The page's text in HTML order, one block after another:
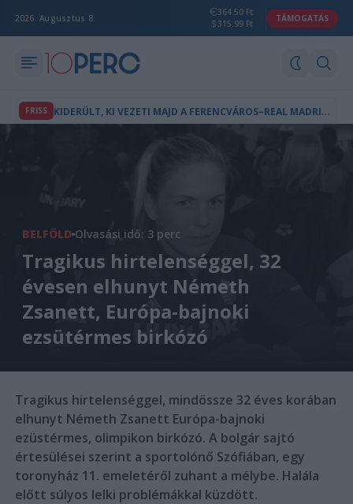
2026. Augusztus 8.
364.50 Ft
315.99 Ft
TÁMOGATÁS
FRISS K
IDERÜLT, KI VEZETI MAJD A FERENCVÁROS–REAL MADRID MÉRKŐZÉST
BELFÖLD Olvasási idő: 3 perc
Tragikus hirtelenséggel, 32
évesen elhunyt Németh
Zsanett, Európa-bajnoki
ezsütérmes birkózó
Tragikus hirtelenséggel, mindössze 32 éves korában
elhunyt Németh Zsanett Európa-bajnoki
ezüstérmes, olimpikon birkózó. A bolgár sajtó
értesülései szerint a sportolónő Szófiában, egy
toronyház 11. emeletéről zuhant a mélybe. Halála
előtt súlyos lelki problémákkal küzdött.